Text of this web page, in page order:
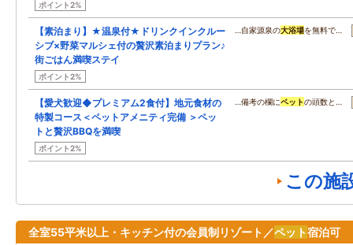
ポイント2%
【素泊まり】★温泉付★ドリンクインクルー
シブ×野菜マルシェ付の贅沢素泊まりプラン♪
街ごはん満喫ステイ
ポイント2%
…自家源泉の大浴場を無料で…
【愛犬歓迎◆プレミアム2食付】地元食材の
特製コース＜ペットアメニティ完備 ＞ペッ
トと贅沢BBQを満喫
ポイント2%
…備考の欄にペットの頭数と…
この施
全室55平米以上・キッチン付の会員制リゾート／ペット宿泊可